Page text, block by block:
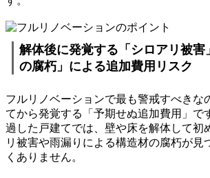
解体後に発覚する「シロアリ被害
の腐朽」による追加費用リスク
フルリノベーションで最も警戒すべきな
てから発覚する「予期せぬ追加費用」で
過した戸建てでは、壁や床を解体して初
リ被害や雨漏りによる構造材の腐朽が見
くありません。